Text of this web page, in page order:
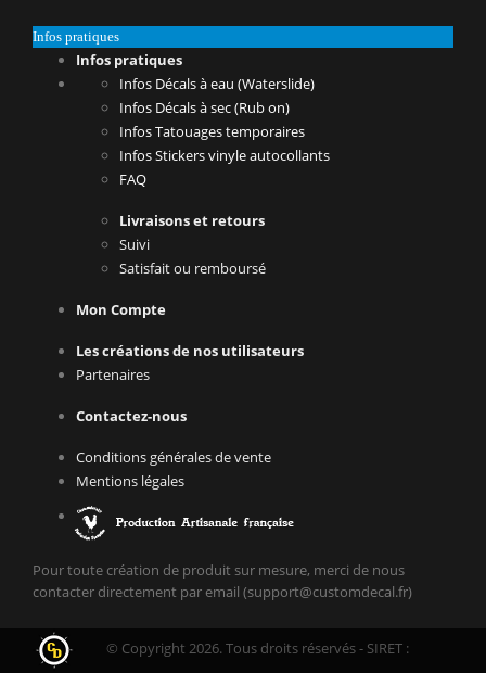
Infos pratiques
Infos pratiques
Infos Décals à eau (Waterslide)
Infos Décals à sec (Rub on)
Infos Tatouages temporaires
Infos Stickers vinyle autocollants
FAQ
Livraisons et retours
Suivi
Satisfait ou remboursé
Mon Compte
Les créations de nos utilisateurs
Partenaires
Contactez-nous
Conditions générales de vente
Mentions légales
Pour toute création de produit sur mesure, merci de nous
contacter directement par email (support@customdecal.fr)
© Copyright 2026. Tous droits réservés - SIRET :